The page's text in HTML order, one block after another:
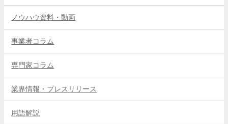
ノウハウ資料・動画
事業者コラム
専門家コラム
業界情報・プレスリリース
用語解説